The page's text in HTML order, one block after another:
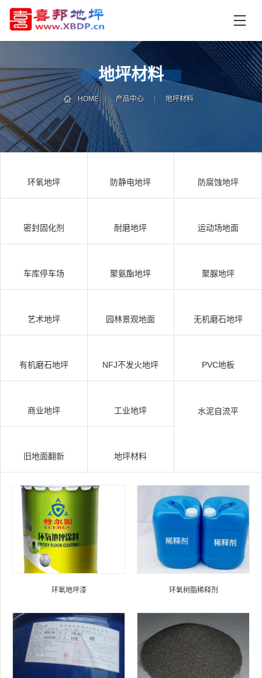
页
中
心
技
术
支
持
资
讯
中
例
咨
地坪材料
HOME 产品中心 地坪材料
环氧地坪 防静电地坪 防腐蚀地坪
密封固化剂 耐磨地坪 运动场地面
车库停车场 聚氨酯地坪 聚脲地坪
艺术地坪 园林景观地面 无机磨石地坪
有机磨石地坪 NFJ不发火地坪 PVC地板
商业地坪 工业地坪 水泥自流平
旧地面翻新 地坪材料
环氧地坪漆 环氧树脂稀释剂